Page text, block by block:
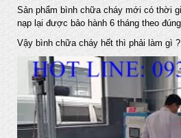
Sản phẩm bình chữa cháy mới có thời
nạp lại được bảo hành 6 tháng theo
Vậy bình chữa cháy hết thì phải làm gì